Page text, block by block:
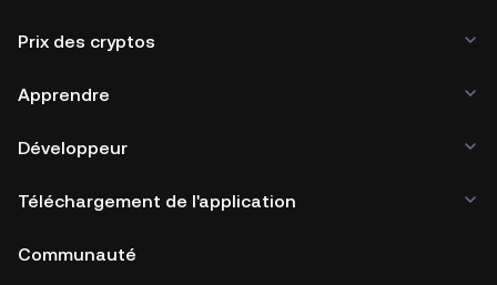
Prix des cryptos
Apprendre
Développeur
Téléchargement de l'application
Communauté